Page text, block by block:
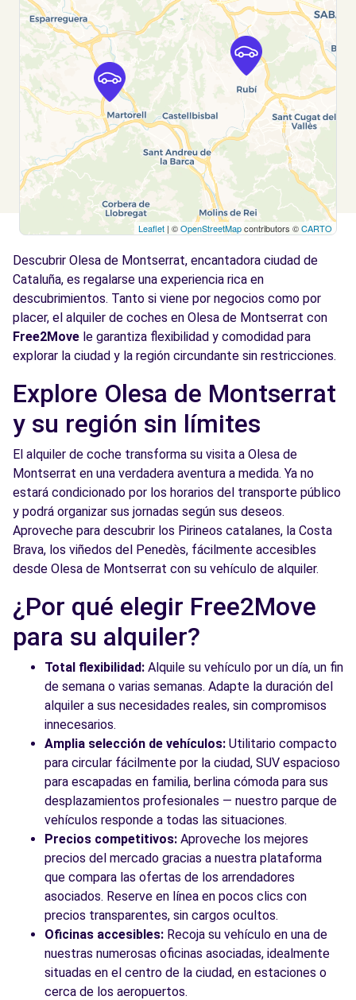
Leaflet | ©OpenStreetMapcontributors ©CARTO
Descubrir Olesa de Montserrat, encantadora ciudad de
Cataluña, es regalarse una experiencia rica en
descubrimientos. Tanto si viene por negocios como por
placer, el alquiler de coches en Olesa de Montserrat con
Free2Move le garantiza flexibilidad y comodidad para
explorar la ciudad y la región circundante sin restricciones.
Explore Olesa de Montserrat
y su región sin límites
El alquiler de coche transforma su visita a Olesa de
Montserrat en una verdadera aventura a medida. Ya no
estará condicionado por los horarios del transporte público
y podrá organizar sus jornadas según sus deseos.
Aproveche para descubrir los Pirineos catalanes, la Costa
Brava, los viñedos del Penedès, fácilmente accesibles
desde Olesa de Montserrat con su vehículo de alquiler.
¿Por qué elegir Free2Move
para su alquiler?
Total flexibilidad: Alquile su vehículo por un día, un fin
de semana o varias semanas. Adapte la duración del
alquiler a sus necesidades reales, sin compromisos
innecesarios.
Amplia selección de vehículos: Utilitario compacto
para circular fácilmente por la ciudad, SUV espacioso
para escapadas en familia, berlina cómoda para sus
desplazamientos profesionales — nuestro parque de
vehículos responde a todas las situaciones.
Precios competitivos: Aproveche los mejores
precios del mercado gracias a nuestra plataforma
que compara las ofertas de los arrendadores
asociados. Reserve en línea en pocos clics con
precios transparentes, sin cargos ocultos.
Oficinas accesibles: Recoja su vehículo en una de
nuestras numerosas oficinas asociadas, idealmente
situadas en el centro de la ciudad, en estaciones o
cerca de los aeropuertos.